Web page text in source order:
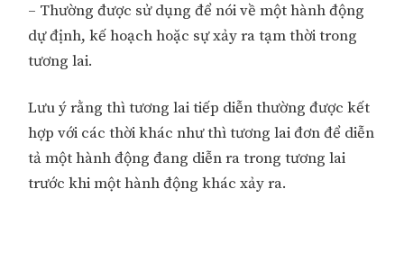
– Thường được sử dụng để nói về một hành động
dự định, kế hoạch hoặc sự xảy ra tạm thời trong
tương lai.
Lưu ý rằng thì tương lai tiếp diễn thường được kết
hợp với các thời khác như thì tương lai đơn để diễn
tả một hành động đang diễn ra trong tương lai
trước khi một hành động khác xảy ra.